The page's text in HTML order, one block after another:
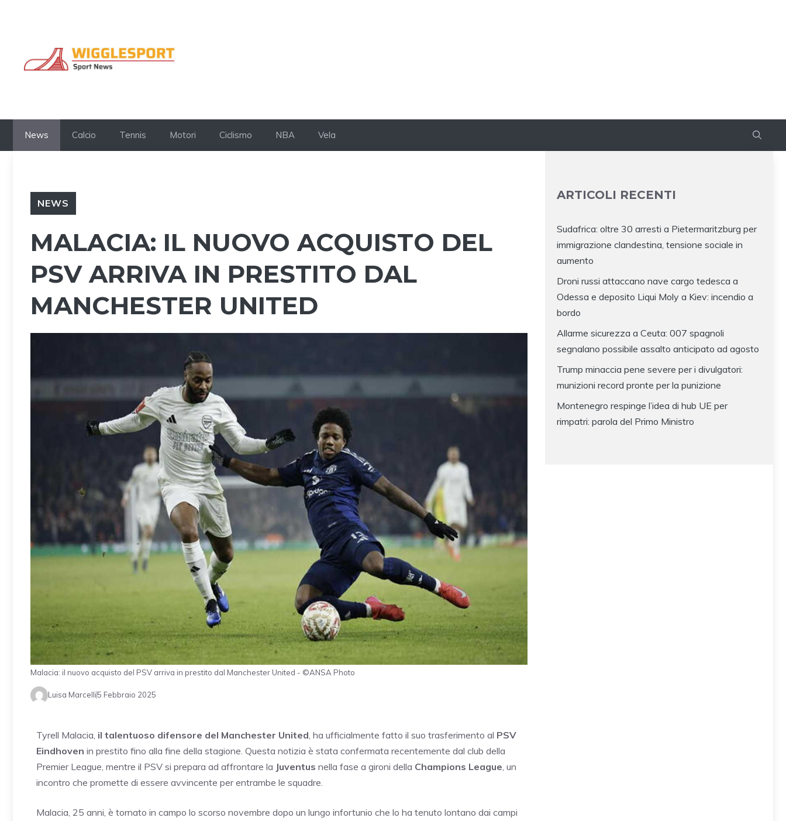
News Calcio Tennis Motori Ciclismo NBA Vela
NEWS
MALACIA: IL NUOVO ACQUISTO DEL
PSV ARRIVA IN PRESTITO DAL
MANCHESTER UNITED
Malacia: il nuovo acquisto del PSV arriva in prestito dal Manchester United - ©ANSA Photo
Luisa Marcelli5 Febbraio 2025
Tyrell Malacia, il talentuoso difensore del Manchester United , ha ufficialmente fatto il suo trasferimento al PSV
Eindhoven in prestito fino alla fine della stagione. Questa notizia è stata confermata recentemente dal club della
Premier League, mentre il PSV si prepara ad affrontare la Juventus nella fase a gironi della Champions League , un
incontro che promette di essere avvincente per entrambe le squadre.
Malacia, 25 anni, è tornato in campo lo scorso novembre dopo un lungo infortunio che lo ha tenuto lontano dai campi
ARTICOLI RECENTI
Sudafrica: oltre 30 arresti a Pietermaritzburg per
immigrazione clandestina, tensione sociale in
aumento
Droni russi attaccano nave cargo tedesca a
Odessa e deposito Liqui Moly a Kiev: incendio a
bordo
Allarme sicurezza a Ceuta: 007 spagnoli
segnalano possibile assalto anticipato ad agosto
Trump minaccia pene severe per i divulgatori:
munizioni record pronte per la punizione
Montenegro respinge l’idea di hub UE per
rimpatri: parola del Primo Ministro